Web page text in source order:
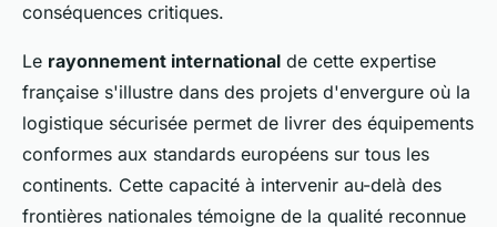
conséquences critiques.
Le rayonnement international de cette expertise
française s'illustre dans des projets d'envergure où la
logistique sécurisée permet de livrer des équipements
conformes aux standards européens sur tous les
continents. Cette capacité à intervenir au-delà des
frontières nationales témoigne de la qualité reconnue